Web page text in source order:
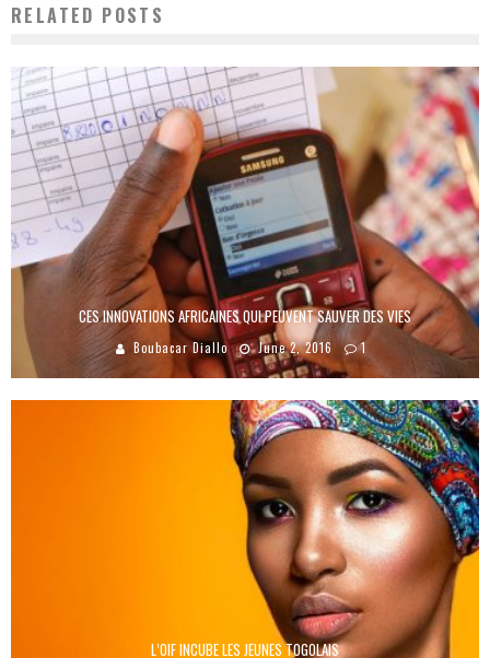
RELATED POSTS
CES INNOVATIONS AFRICAINES QUI PEUVENT SAUVER DES VIES
Boubacar Diallo June 2, 2016 1
L’OIF INCUBE LES JEUNES TOGOLAIS